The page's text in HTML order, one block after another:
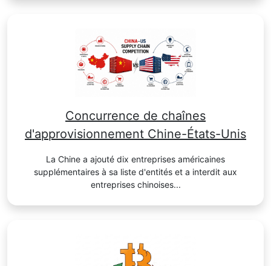
Concurrence de chaînes
d'approvisionnement Chine-États-Unis
La Chine a ajouté dix entreprises américaines
supplémentaires à sa liste d'entités et a interdit aux
entreprises chinoises...